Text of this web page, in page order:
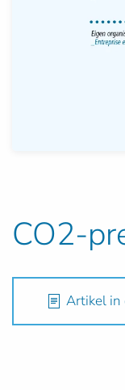
CO2-
Artikel in